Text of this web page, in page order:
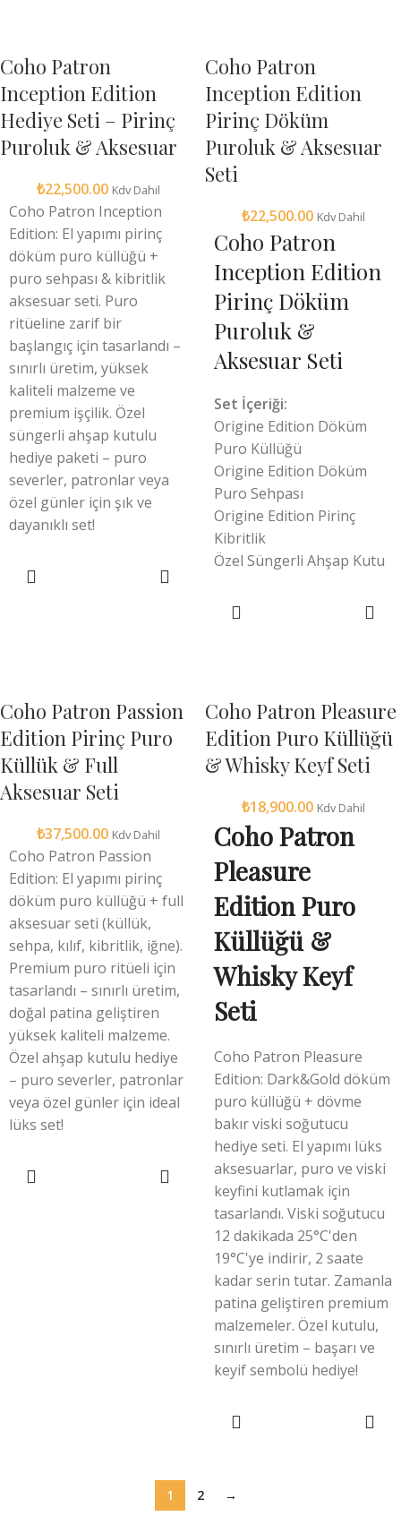
Coho Patron
Inception Edition
Hediye Seti – Pirinç
Puroluk & Aksesuar
₺22,500.00 Kdv Dahil
Coho Patron Inception
Edition: El yapımı pirinç
döküm puro küllüğü +
puro sehpası & kibritlik
aksesuar seti. Puro
ritüeline zarif bir
başlangıç için tasarlandı –
sınırlı üretim, yüksek
kaliteli malzeme ve
premium işçilik. Özel
süngerli ahşap kutulu
hediye paketi – puro
severler, patronlar veya
özel günler için şık ve
dayanıklı set!
Coho Patron
Inception Edition
Pirinç Döküm
Puroluk & Aksesuar
Seti
₺22,500.00 Kdv Dahil
Coho Patron
Inception Edition
Pirinç Döküm
Puroluk &
Aksesuar Seti
Set İçeriği:
Origine Edition Döküm
Puro Küllüğü
Origine Edition Döküm
Puro Sehpası
Origine Edition Pirinç
Kibritlik
Özel Süngerli Ahşap Kutu
Coho Patron Passion
Edition Pirinç Puro
Küllük & Full
Aksesuar Seti
₺37,500.00 Kdv Dahil
Coho Patron Passion
Edition: El yapımı pirinç
döküm puro küllüğü + full
aksesuar seti (küllük,
sehpa, kılıf, kibritlik, iğne).
Premium puro ritüeli için
tasarlandı – sınırlı üretim,
doğal patina geliştiren
yüksek kaliteli malzeme.
Özel ahşap kutulu hediye
– puro severler, patronlar
veya özel günler için ideal
lüks set!
Coho Patron Pleasure
Edition Puro Küllüğü
& Whisky Keyf Seti
₺18,900.00 Kdv Dahil
Coho Patron
Pleasure
Edition Puro
Küllüğü &
Whisky Keyf
Seti
Coho Patron Pleasure
Edition: Dark&Gold döküm
puro küllüğü + dövme
bakır viski soğutucu
hediye seti. El yapımı lüks
aksesuarlar, puro ve viski
keyfini kutlamak için
tasarlandı. Viski soğutucu
12 dakikada 25°C'den
19°C'ye indirir, 2 saate
kadar serin tutar. Zamanla
patina geliştiren premium
malzemeler. Özel kutulu,
sınırlı üretim – başarı ve
keyif sembolü hediye!
1 2 →